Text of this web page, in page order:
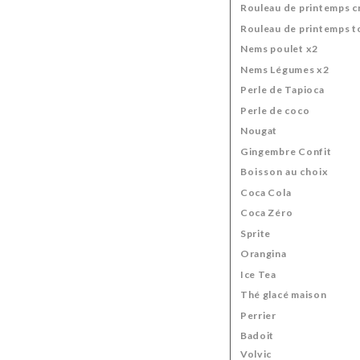
Rouleau de printemps
Rouleau de printemps
Nems poulet x2
Nems Légumes x2
Perle de Tapioca
Perle de coco
Nougat
Gingembre Confit
Boisson au choix
Coca Cola
Coca Zéro
Sprite
Orangina
Ice Tea
Thé glacé maison
Perrier
Badoit
Volvic